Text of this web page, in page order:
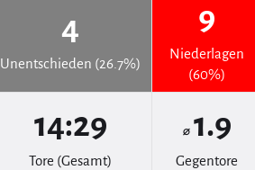
4
Unentschieden (26.7%)
9
Niederlagen
(60%)
14:29
Tore (Gesamt)
⌀ 1.9
Gegentore